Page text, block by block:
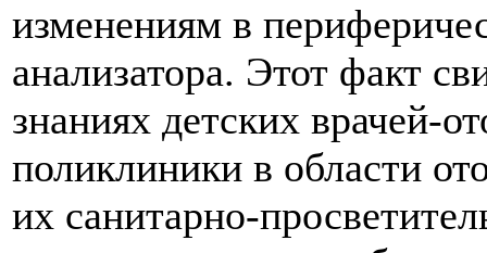
изменениям в
анализатора. Этот факт
знаниях детских врачей-
поликлиники в области
их санитарно-